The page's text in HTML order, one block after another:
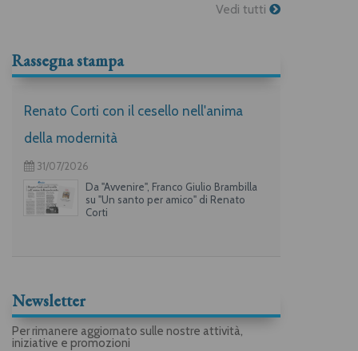
Vedi tutti
Rassegna stampa
Renato Corti con il cesello nell'anima
della modernità
31/07/2026
Da "Avvenire", Franco Giulio Brambilla
su "Un santo per amico" di Renato
Corti
Newsletter
Per rimanere aggiornato sulle nostre attività,
iniziative e promozioni